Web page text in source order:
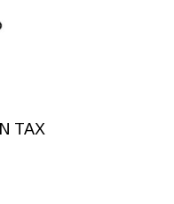
IN TAX